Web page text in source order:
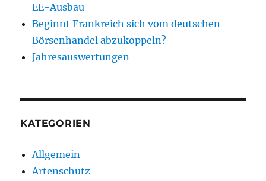
EE-Ausbau
Beginnt Frankreich sich vom deutschen
Börsenhandel abzukoppeln?
Jahresauswertungen
KATEGORIEN
Allgemein
Artenschutz